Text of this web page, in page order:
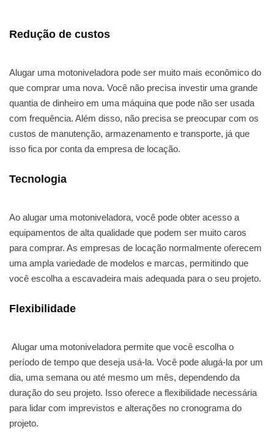
Redução de custos
Alugar uma motoniveladora pode ser muito mais econômico do
que comprar uma nova. Você não precisa investir uma grande
quantia de dinheiro em uma máquina que pode não ser usada
com frequência. Além disso, não precisa se preocupar com os
custos de manutenção, armazenamento e transporte, já que
isso fica por conta da empresa de locação.
Tecnologia
Ao alugar uma motoniveladora, você pode obter acesso a
equipamentos de alta qualidade que podem ser muito caros
para comprar. As empresas de locação normalmente oferecem
uma ampla variedade de modelos e marcas, permitindo que
você escolha a escavadeira mais adequada para o seu projeto.
Flexibilidade
Alugar uma motoniveladora permite que você escolha o
período de tempo que deseja usá-la. Você pode alugá-la por um
dia, uma semana ou até mesmo um mês, dependendo da
duração do seu projeto. Isso oferece a flexibilidade necessária
para lidar com imprevistos e alterações no cronograma do
projeto.